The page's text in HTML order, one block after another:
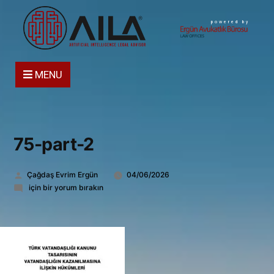
powered by
MENU
75-part-2
Gönderen:
Çağdaş Evrim Ergün
04/06/2026
75-
için bir yorum bırakın